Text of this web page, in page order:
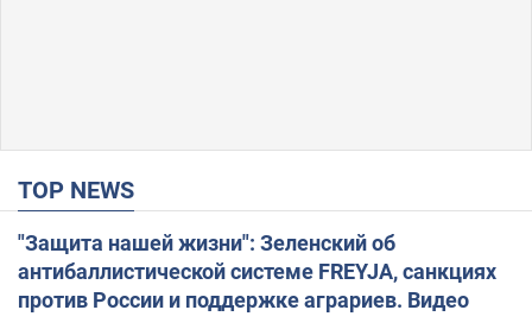
TOP NEWS
"Защита нашей жизни": Зеленский об
антибаллистической системе FREYJA, санкциях
против России и поддержке аграриев. Видео